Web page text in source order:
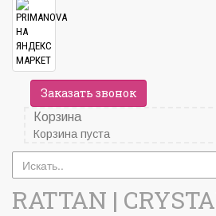
Заказать звонок
Корзина
Корзина пуста
RATTAN |